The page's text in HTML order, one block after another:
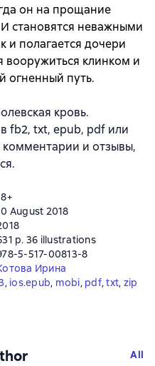
он на прощание
становятся неважными
и полагается дочери
вооружиться клинком и
огненный путь.
кровь.
fb2, txt, epub, pdf или
комментарии и отзывы,
August 2018
p. 36 illustrations
5-517-00813-8
Ирина
, ios.epub, mobi, pdf, txt, zip
All